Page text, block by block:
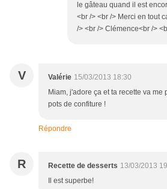
le gâteau quand il est
<br /> <br /> Merci en tout
/> <br /> Clémence<br />
V Valérie 15/03/2013 18:30
Miam, j'adore ça et ta recette va
pots de confiture !
Répondre
R Recette de desserts 13/03/2013
Il est superbe!